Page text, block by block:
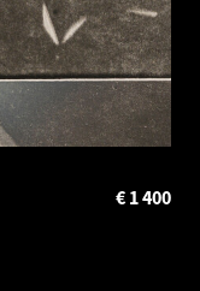
1 400
€